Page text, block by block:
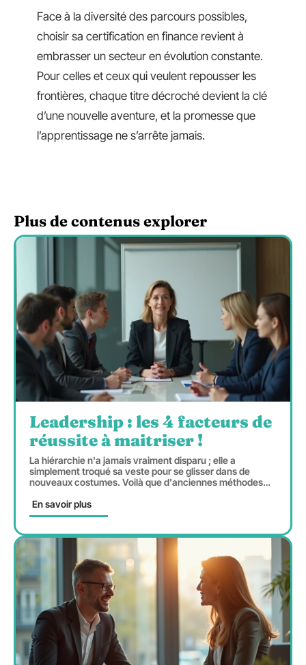
Face à la diversité des parcours possibles,
choisir sa certification en finance revient à
embrasser un secteur en évolution constante.
Pour celles et ceux qui veulent repousser les
frontières, chaque titre décroché devient la clé
d’une nouvelle aventure, et la promesse que
l’apprentissage ne s’arrête jamais.
Plus de contenus explorer
Leadership : les 4 facteurs de
réussite à maitriser !
La hiérarchie n'a jamais vraiment disparu ; elle a
simplement troqué sa veste pour se glisser dans de
nouveaux costumes. Voilà que d'anciennes méthodes…
En savoir plus